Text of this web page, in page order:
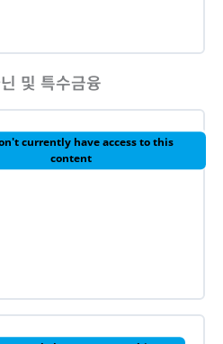
및 특수금융
currently have access to this
content